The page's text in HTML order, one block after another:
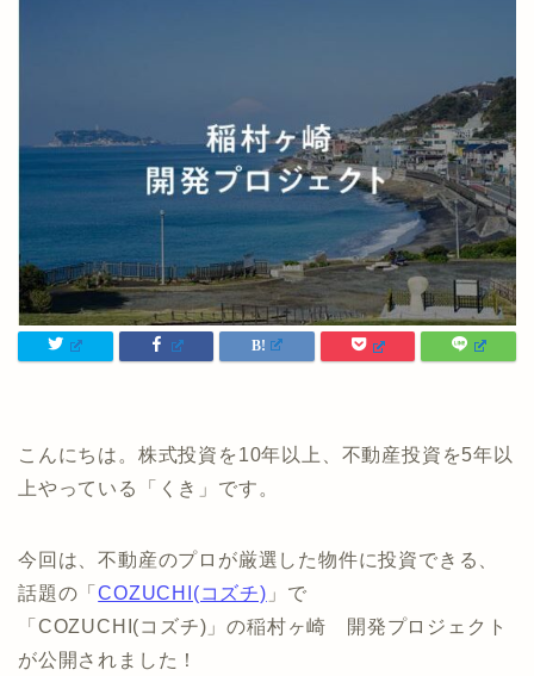
こんにちは。株式投資を10年以上、不動産投資を5年以
上やっている「くき」です。
今回は、不動産のプロが厳選した物件に投資できる、
話題の「COZUCHI(コズチ) 」で
「COZUCHI(コズチ)」の稲村ヶ崎 開発プロジェクト
が公開されました！